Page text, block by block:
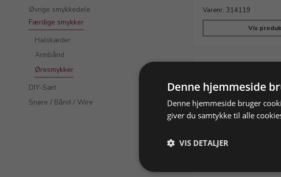
Øvrige smykkedele
Færdige smykker
Halskæder
Armbånd
Øresmykker
DIY-Sæt
Snøre / Bånd / Wire
Varenr. 314119
Vis
Denne hjemmeside
Denne hjemmeside bruger
giver du samtykke til alle
VIS DETALJER